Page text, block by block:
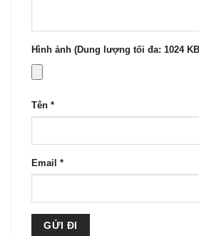
Hình ảnh (Dung lượng tối đa: 1024
Tên *
Email *